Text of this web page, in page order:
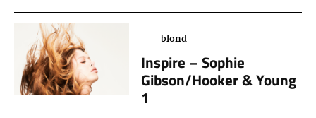
blond
Inspire – Sophie
Gibson/Hooker & Young
1